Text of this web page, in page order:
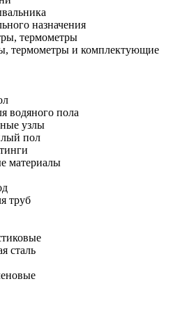
назначения
термометры
термометры и комплектующие
водяного пола
узлы
пол
материалы
труб
сталь